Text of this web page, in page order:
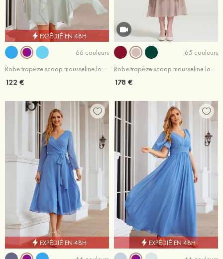
EXPÉDIÉ EN 48H
66 couleurs
Robe trapèze scoop mousseline longueur genou robe de mère de la mariée avec plissé veste
122 €
65 couleurs
Robe trapèze scoop mousseline longueur mollet robe de mère de la mariée avec appliqué volants veste
178 €
EXPÉDIÉ EN 48H
EXPÉDIÉ EN 48H